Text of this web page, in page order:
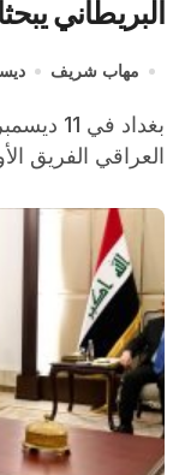
البريطاني
مهاب شريف ديسمبر
بغداد في 11 ديسمبر /أ ش أ/ بحث رئيس أركان الجيش
العراقي الفريق